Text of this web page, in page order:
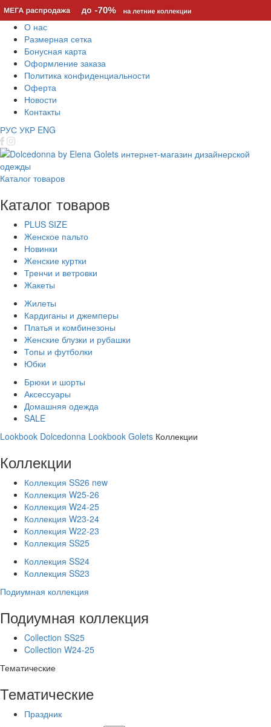
О нас
Размерная сетка
Бонусная карта
Оформление заказа
Политика конфиденциальности
Оферта
Новости
Контакты
РУС УКР ENG
Каталог товаров
Каталог товаров
PLUS SIZE
Женское пальто
Новинки
Женские куртки
Тренчи и ветровки
Жакеты
Жилеты
Кардиганы и джемперы
Платья и комбинезоны
Женские блузки и рубашки
Топы и футболки
Юбки
Брюки и шорты
Аксессуары
Домашняя одежда
SALE
Lookbook Dolcedonna Lookbook Golets Коллекции
Коллекции
Коллекция SS26 new
Коллекция W25-26
Коллекция W24-25
Коллекция W23-24
Коллекция W22-23
Коллекция SS25
Коллекция SS24
Коллекция SS23
Подиумная коллекция
Подиумная коллекция
Collection SS25
Collection W24-25
Тематические
Тематические
Праздник